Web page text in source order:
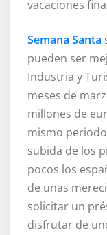
vacaciones
Semana Santa
pueden ser
Industria y
meses de
millones de
mismo
subida de los
pocos los
de unas
solicitar un
disfrutar de